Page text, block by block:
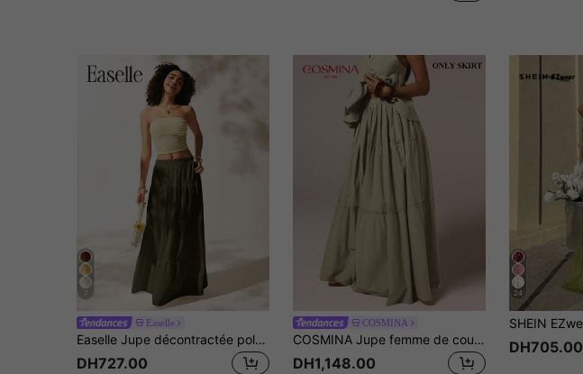
7
Easelle
Easelle Jupe décontractée polyvalente de couleur unie à taille élastique plissée pour femmes grande taille, pour un usage quotidien
DH727.00
COSMINA
COSMINA Jupe femme de couleur unie, polyvalente et à la mode, convenant pour les vacances et les voyages
DH1,148.00
24
DH705.00